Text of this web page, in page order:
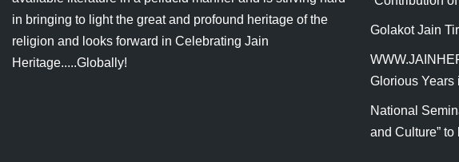
in bringing to light the great and profound heritage of the
religion and looks forward in Celebrating Jain
Heritage.....Globally!
Golakot Jain
Glorious Years
National
and Culture”